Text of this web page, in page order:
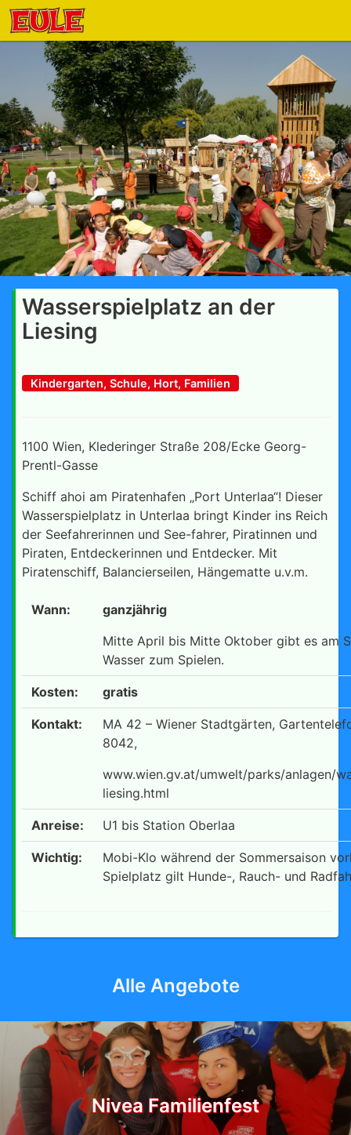
Wasserspielplatz an der
Liesing
Kindergarten, Schule, Hort, Familien
1100 Wien, Klederinger Straße 208/Ecke Georg-
Prentl-Gasse
Schiff ahoi am Piratenhafen „Port Unterlaa“! Dieser
Wasserspielplatz in Unterlaa bringt Kinder ins Reich
der Seefahrerinnen und See-fahrer, Piratinnen und
Piraten, Entdeckerinnen und Entdecker. Mit
Piratenschiff, Balancierseilen, Hängematte u.v.m.
Wann:
ganzjährig
Mitte April bis Mitte Oktober gibt es am
Wasser zum Spielen.
Kosten: gratis
Kontakt:
MA 42 – Wiener Stadtgärten,
8042,
www.wien.gv.at/umwelt/parks/anlagen/
liesing.html
Anreise: U1 bis Station Oberlaa
Wichtig:
Mobi-Klo während der Sommersaison
Spielplatz gilt Hunde-, Rauch- und
Alle Angebote
Nivea Familienfest